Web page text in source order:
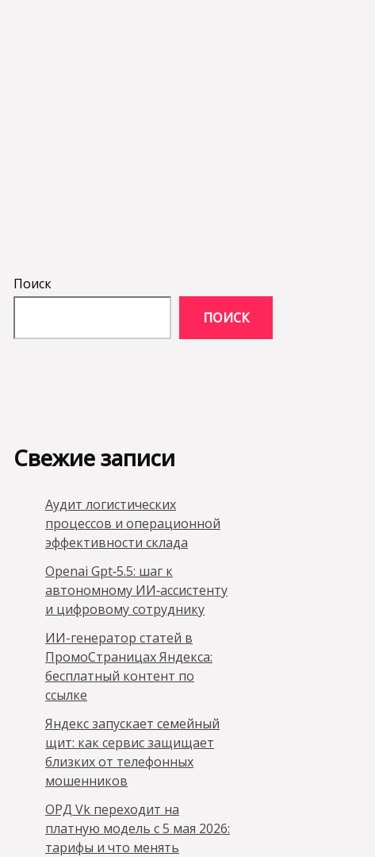
Поиск
ПОИСК
Свежие записи
Аудит логистических
процессов и операционной
эффективности склада
Openai Gpt‑5.5: шаг к
автономному ИИ‑ассистенту
и цифровому сотруднику
ИИ-генератор статей в
ПромоСтраницах Яндекса:
бесплатный контент по
ссылке
Яндекс запускает семейный
щит: как сервис защищает
близких от телефонных
мошенников
ОРД Vk переходит на
платную модель с 5 мая 2026:
тарифы и что менять